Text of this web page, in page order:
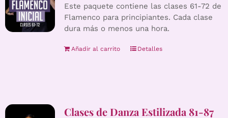
Este paquete contiene las clases 61-72 de
Flamenco para principiantes. Cada clase
dura más o menos una hora.
Añadir al carrito Detalles
Clases de Danza Estilizada 81-87